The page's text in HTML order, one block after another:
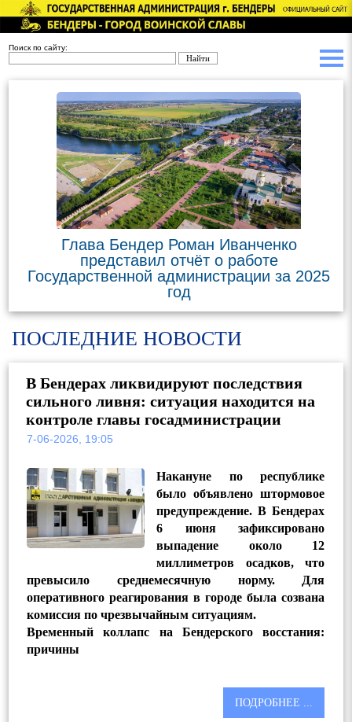
Поиск по сайту:
Глава Бендер Роман Иванченко
представил отчёт о работе
Государственной администрации за 2025
год
ПОСЛЕДНИЕ НОВОСТИ
В Бендерах ликвидируют последствия
сильного ливня: ситуация находится на
контроле главы госадминистрации
7-06-2026, 19:05
Накануне по республике
было объявлено штормовое
предупреждение. В Бендерах
6 июня зафиксировано
выпадение около 12
миллиметров осадков, что
превысило среднемесячную норму. Для
оперативного реагирования в городе была созвана
комиссия по чрезвычайным ситуациям.
Временный коллапс на Бендерского восстания:
причины
ПОДРОБНЕЕ ...